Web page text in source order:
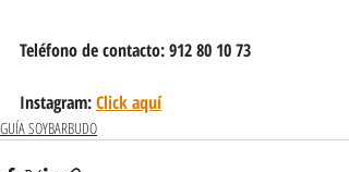
Teléfono de contacto: 912 80 10 73
Instagram: Click aquí
GUÍA SOYBARBUDO